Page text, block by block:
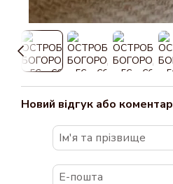
Новий відгук або коментар